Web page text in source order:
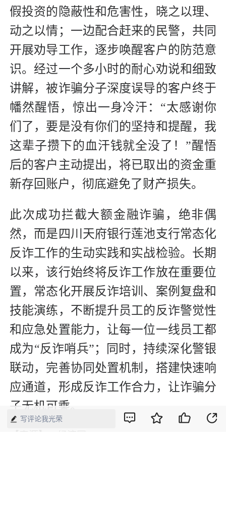
假投资的隐蔽性和危害性，晓之以理、
动之以情；一边配合赶来的民警，共同
开展劝导工作，逐步唤醒客户的防范意
识。经过一个多小时的耐心劝说和细致
讲解，被诈骗分子深度误导的客户终于
幡然醒悟，惊出一身冷汗：“太感谢你
们了，要是没有你们的坚持和提醒，我
这辈子攒下的血汗钱就全没了！”醒悟
后的客户主动提出，将已取出的资金重
新存回账户，彻底避免了财产损失。
此次成功拦截大额金融诈骗，绝非偶
然，而是四川天府银行莲池支行常态化
反诈工作的生动实践和实战检验。长期
以来，该行始终将反诈工作放在重要位
置，常态化开展反诈培训、案例复盘和
技能演练，不断提升员工的反诈警觉性
和应急处置能力，让每一位一线员工都
成为“反诈哨兵”；同时，持续深化警银
联动，完善协同处置机制，搭建快速响
应通道，形成反诈工作合力，让诈骗分
子无机可乘。
【来源】：经济网
写评论我光荣